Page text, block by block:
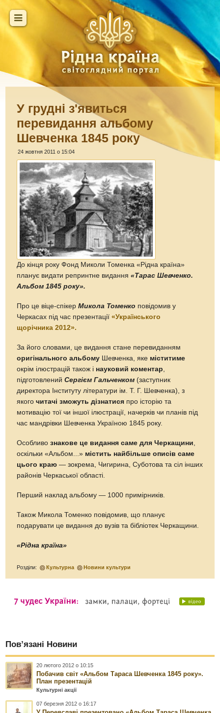
У грудні з'явиться
перевидання альбому
Шевченка 1845 року
24 жовтня 2011 о 15:04
До кінця року Фонд Миколи Томенка «Рідна країна»
планує видати репринтне видання«Тарас Шевченко.
Альбом 1845 року».
Про це віце-спікер Микола Томенко повідомив у
Черкасах під час презентації«Українського
щорічника 2012».
За його словами, це видання стане перевиданням
оригінального альбому Шевченка, яке міститиме
окрім ілюстрацій також і науковий коментар
підготовленийСергієм Гальченком (заступник
директора Інституту літератури ім. Т. Г. Шевченка), з
якогочитачі зможуть дізнатися про історію та
мотивацію тої чи іншої ілюстрації, начерків чи планів під
час мандрівки Шевченка Україною 1845 року.
Особливознакове це видання саме для Черкащини
оскільки «Альбом...» містить найбільше описів саме
цього краю — зокрема, Чигирина, Суботова та сіл інших
районів Черкаської області.
Перший наклад альбому — 1000 примірників.
Також Микола Томенко повідомив, що планує
подарувати це видання до вузів та бібліотек Черкащини.
«Рідна країна»
Розділи: Культурна Новини культури
Пов’язані Новини
20 лютого 2012 о 10:15
Побачив світ «Альбом Тараса Шевченка 1845 року».
План презентацій
Культурні акції
07 березня 2012 о 16:17